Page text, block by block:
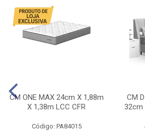
CM ONE MAX 24cm X 1,88m
X 1,38m LCC CFR
Código: PA84015
CM
32cm